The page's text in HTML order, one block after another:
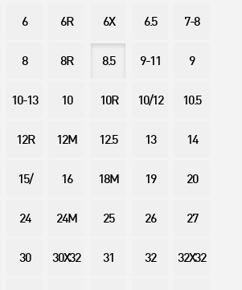
6 6R 6X 6.5 7-8
8 8R 8.5 9-11 9
10-13 10 10R 10/12 10.5
12R 12M 12.5 13 14
15/ 16 18M 19 20
24 24M 25 26 27
30 30X32 31 32 32X32